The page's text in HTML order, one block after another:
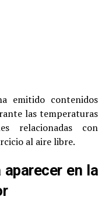
emitido contenidos
las temperaturas
relacionadas con
al aire libre.
en la